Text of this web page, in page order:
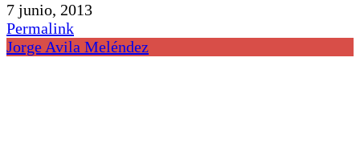
7 junio, 2013
Permalink
Jorge Avila Meléndez